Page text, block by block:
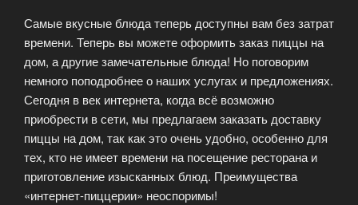
Самые вкусные блюда теперь доступны вам без затрат
времени. Теперь вы можете оформить заказ пиццы на
дом, а другие замечательные блюда! Но поговорим
немного поподробнее о наших услугах и предложениях.
Сегодня в век интернета, когда всё возможно
приобрести в сети, мы предлагаем заказать доставку
пиццы на дом, так как это очень удобно, особенно для
тех, кто не имеет времени на посещение ресторана и
приготовление изысканных блюд. Преимущества
«интернет-пиццерии» неоспоримы!